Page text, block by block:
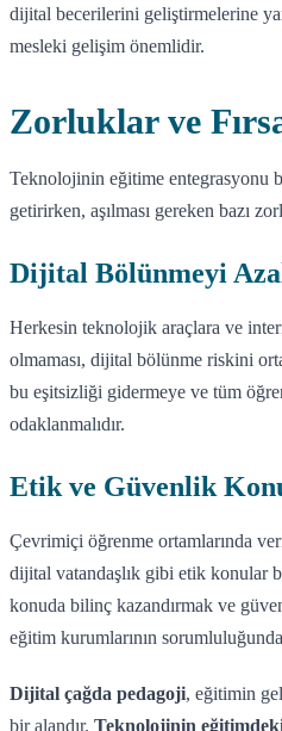
dijital becerilerini geliştirmelerine
mesleki gelişim önemlidir.
Zorluklar ve
Teknolojinin eğitime entegrasyonu
getirirken, aşılması gereken bazı
Dijital Bölünmeyi
Herkesin teknolojik araçlara ve
olmaması, dijital bölünme riskini
bu eşitsizliği gidermeye ve tüm
odaklanmalıdır.
Etik ve Güvenlik
Çevrimiçi öğrenme ortamlarında
dijital vatandaşlık gibi etik konular
konuda bilinç kazandırmak ve
eğitim kurumlarının
Dijital çağda pedagoji, eğitimin
bir alandır. Teknolojinin